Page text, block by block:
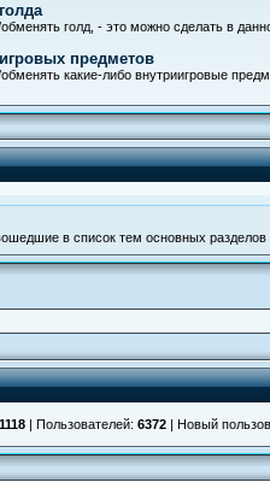
обменять голд, - это можно сделать в
предметов
какие-либо внутриигровые
в список тем основных разделов
| Пользователей: 6372 | Новый